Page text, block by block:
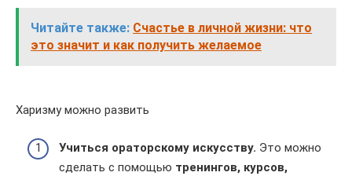
Читайте также: Счастье в личной жизни: что
это значит и как получить желаемое
Харизму можно развить
Учиться ораторскому искусству. Это можно
сделать с помощью тренингов, курсов,